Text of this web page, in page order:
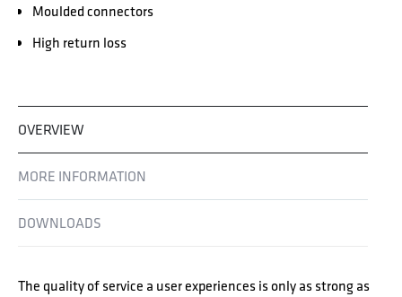
Moulded connectors
High return loss
OVERVIEW
MORE INFORMATION
DOWNLOADS
The quality of service a user experiences is only as strong as